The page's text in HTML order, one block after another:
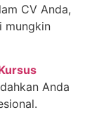
CV Anda,
mungkin
Anda